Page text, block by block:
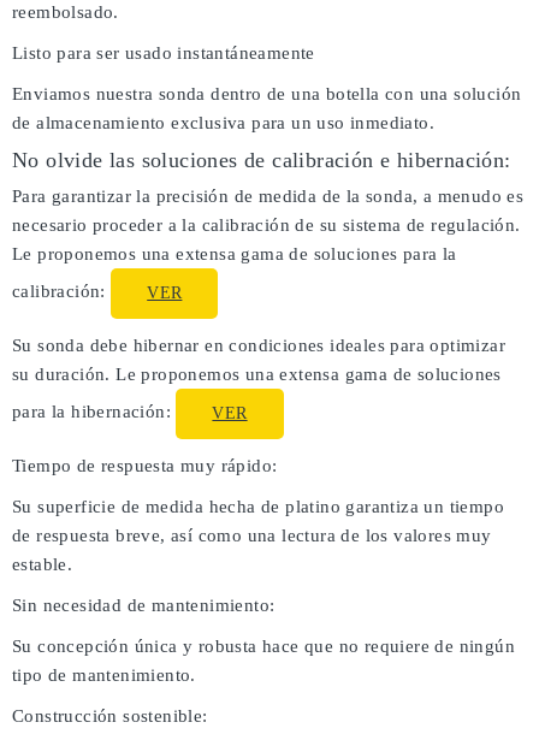
reembolsado.
Listo para ser usado instantáneamente
Enviamos nuestra sonda dentro de una botella con una solución
de almacenamiento exclusiva para un uso inmediato.
No olvide las soluciones de calibración e hibernación:
Para garantizar la precisión de medida de la sonda, a menudo es
necesario proceder a la calibración de su sistema de regulación.
Le proponemos una extensa gama de soluciones para la
calibración:
VER
Su sonda debe hibernar en condiciones ideales para optimizar
su duración. Le proponemos una extensa gama de soluciones
para la hibernación:
VER
Tiempo de respuesta muy rápido:
Su superficie de medida hecha de platino garantiza un tiempo
de respuesta breve, así como una lectura de los valores muy
estable.
Sin necesidad de mantenimiento:
Su concepción única y robusta hace que no requiere de ningún
tipo de mantenimiento.
Construcción sostenible: